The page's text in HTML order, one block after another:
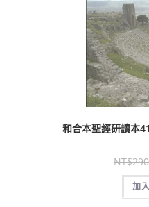
和合本聖經研讀本
NT$290
加